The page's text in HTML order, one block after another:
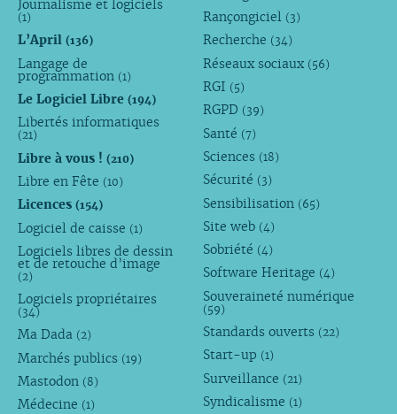
Journalisme et logiciels
(1)
L’April (136)
Langage de
programmation (1)
Le Logiciel Libre (194)
Libertés informatiques
(21)
Libre à vous ! (210)
Libre en Fête (10)
Licences (154)
Logiciel de caisse (1)
Logiciels libres de dessin
et de retouche d’image
(2)
Logiciels propriétaires
(34)
Ma Dada (2)
Marchés publics (19)
Mastodon (8)
Médecine (1)
Rançongiciel (3)
Recherche (34)
Réseaux sociaux (56)
RGI (5)
RGPD (39)
Santé (7)
Sciences (18)
Sécurité (3)
Sensibilisation (65)
Site web (4)
Sobriété (4)
Software Heritage (4)
Souveraineté numérique
(59)
Standards ouverts (22)
Start-up (1)
Surveillance (21)
Syndicalisme (1)